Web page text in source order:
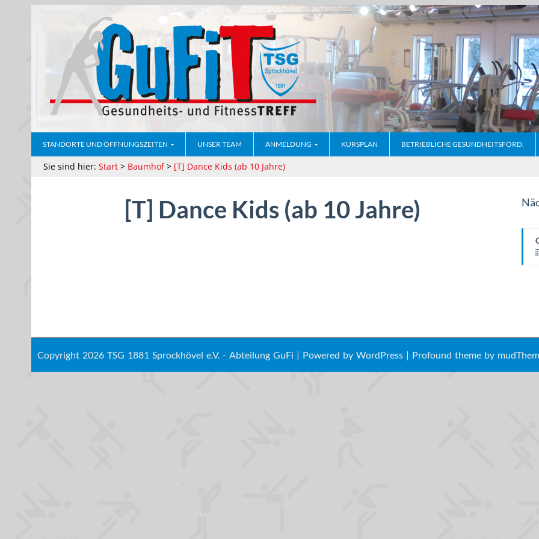
STANDORTE UND ÖFFNUNGSZEITEN UNSER TEAM ANMELDUNG KURSPLAN BETRIEBLICHE GESUNDHEITSFÖRD.
Sie sind hier: Start > Baumhof> [T] Dance Kids (ab 10 Jahre)
[T] Dance Kids (ab 10 Jahre)
Copyright 2026 TSG 1881 Sprockhövel e.V. - Abteilung GuFi | Powered by WordPress | Profound theme by